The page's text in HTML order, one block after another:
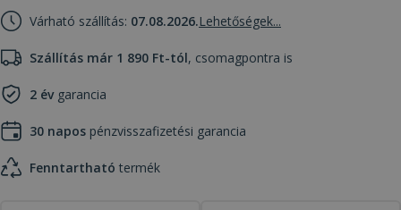
Várható szállítás: 07.08.2026.Lehetőségek...
Szállítás már 1 890 Ft-tól, csomagpontra is
2 évgarancia
30 napos pénzvisszafizetési garancia
Fenntartható termék